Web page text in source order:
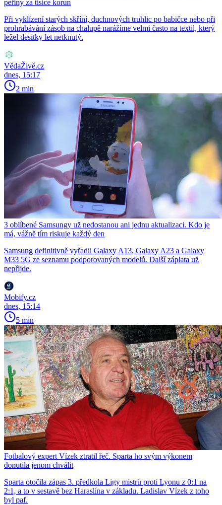
peřiny za tisíce korun
Při vyklízení starých skříní, duchnových truhlic po babičce nebo při
prohrabávání zásob na chalupě narážíme velmi často na textil, který
ležel desítky let netknutý.
VědaŽivě.cz
dnes, 15:17
2 min
3 oblíbené Samsungy už nedostanou ani jednu aktualizaci. Kdo je
má, vážně tím riskuje každý den
Samsung definitivně vyřadil Galaxy A13, Galaxy A23 a Galaxy
M33 5G ze seznamu podporovaných modelů. Další záplata už
nepřijde.
Mobify.cz
dnes, 15:14
5 min
Fotbalový expert Vízek ztratil řeč. Sparta ho svým výkonem
donutila jenom chválit
Sparta otočila zápas 3. předkola Ligy mistrů proti Lyonu z 0:1 na
2:1, a to v sestavě bez Haraslína v základu. Ladislav Vízek z toho
byl paf.